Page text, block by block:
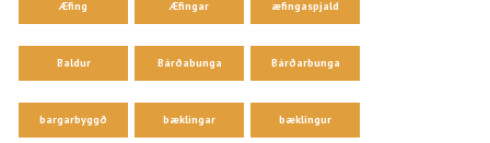
Æfing Æfingar æfingaspjald
Baldur Bárðabunga Bárðarbunga
bargarbyggð bæklingar bæklingur